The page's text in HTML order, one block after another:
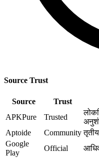
Source Trust
Source Trust
APKPure
Trusted
Aptoide
Community
Google
Play
Official